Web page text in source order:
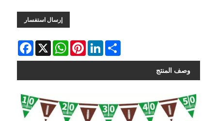
إرسال استفسار
Facebook X
WhatsAppPinterestLinkedInShare
وصف المنتج